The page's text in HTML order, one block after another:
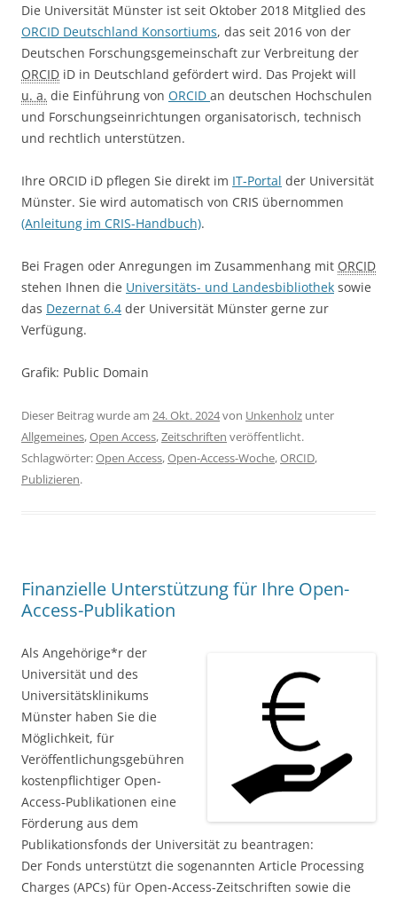
Die Universität Münster ist seit Oktober 2018 Mitglied des
ORCID Deutschland Konsortiums, das seit 2016 von der
Deutschen Forschungsgemeinschaft zur Verbreitung der
ORCID iD in Deutschland gefördert wird. Das Projekt will
u. a. die Einführung von ORCID an deutschen Hochschulen
und Forschungseinrichtungen organisatorisch, technisch
und rechtlich unterstützen.
Ihre ORCID iD pflegen Sie direkt im IT-Portal der Universität
Münster. Sie wird automatisch von CRIS übernommen
(Anleitung im CRIS-Handbuch).
Bei Fragen oder Anregungen im Zusammenhang mit ORCID
stehen Ihnen die Universitäts- und Landesbibliothek sowie
das Dezernat 6.4 der Universität Münster gerne zur
Verfügung.
Grafik: Public Domain
Dieser Beitrag wurde am 24. Okt. 2024von Unkenholz unter
Allgemeines,Open Access,Zeitschriften veröffentlicht.
Schlagwörter:Open Access,Open-Access-Woche,ORCID,
Publizieren.
Finanzielle Unterstützung für Ihre Open-
Access-Publikation
Als Angehörige*r der
Universität und des
Universitätsklinikums
Münster haben Sie die
Möglichkeit, für
Veröffentlichungsgebühren
kostenpflichtiger Open-
Access-Publikationen eine
Förderung aus dem
Publikationsfonds der Universität zu beantragen:
Der Fonds unterstützt die sogenannten Article Processing
Charges (APCs) für Open-Access-Zeitschriften sowie die